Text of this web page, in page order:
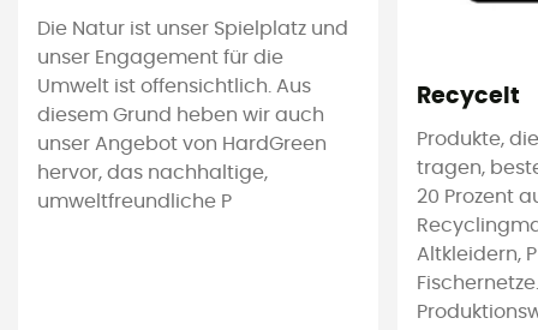
Die Natur ist unser Spielplatz und
unser Engagement für die
Umwelt ist offensichtlich. Aus
diesem Grund heben wir auch
unser Angebot von HardGreen
hervor, das nachhaltige,
umweltfreundliche P
Recycelt
Produkte,
tragen,
20 Prozent
Altkleidern,